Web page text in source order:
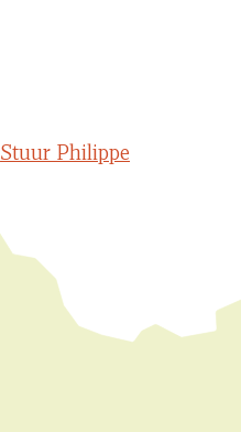
Stuur Philippe